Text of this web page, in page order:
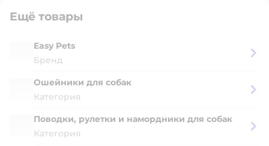
Ещё товары
Easy Pets
Бренд
Ошейники для собак
Категория
Поводки, рулетки и намордники для собак
Категория